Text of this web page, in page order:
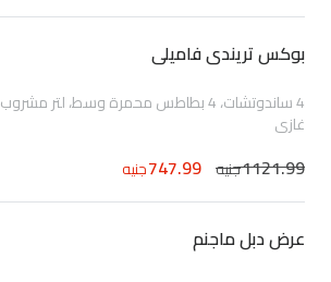
بوكس تريندى فاميلى
4 ساندوتشات، 4 بطاطس محمرة وسط، لتر مشروب
غازي
1121.99جنيه 747.99جنيه
عرض دبل ماجنم